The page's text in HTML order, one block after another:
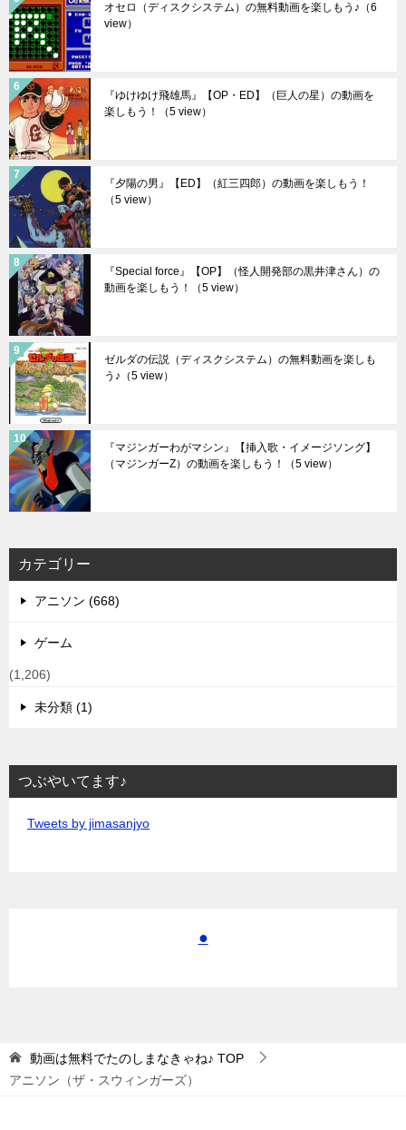
オセロ（ディスクシステム）の無料動画を楽しもう♪ （6
view）
『ゆけゆけ飛雄馬』【OP・ED】（巨人の星）の動画を
楽しもう！
（5 view）
『夕陽の男』【ED】（紅三四郎）の動画を楽しもう！
（5 view）
『Special force』【OP】（怪人開発部の黒井津さん）の
動画を楽しもう！
（5 view）
ゼルダの伝説（ディスクシステム）の無料動画を楽しも
う♪ （5 view）
『マジンガーわがマシン』【挿入歌・イメージソング】
（マジンガーZ）の動画を楽しもう！
（5 view）
カテゴリー
アニソン (668)
ゲーム
(1,206)
未分類 (1)
つぶやいてます♪
Tweets by jimasanjyo
●
動画は無料でたのしまなきゃね♪ TOP
アニソン（ザ・スウィンガーズ）